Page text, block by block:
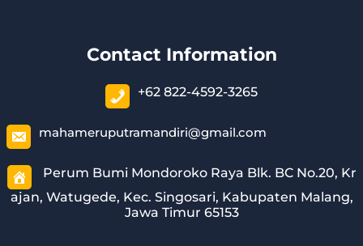
Contact Information
+62 822-4592-3265
mahameruputramandiri@gmail.com
Perum Bumi Mondoroko Raya Blk. BC No.20, Kr
ajan, Watugede, Kec. Singosari, Kabupaten Malang,
Jawa Timur 65153